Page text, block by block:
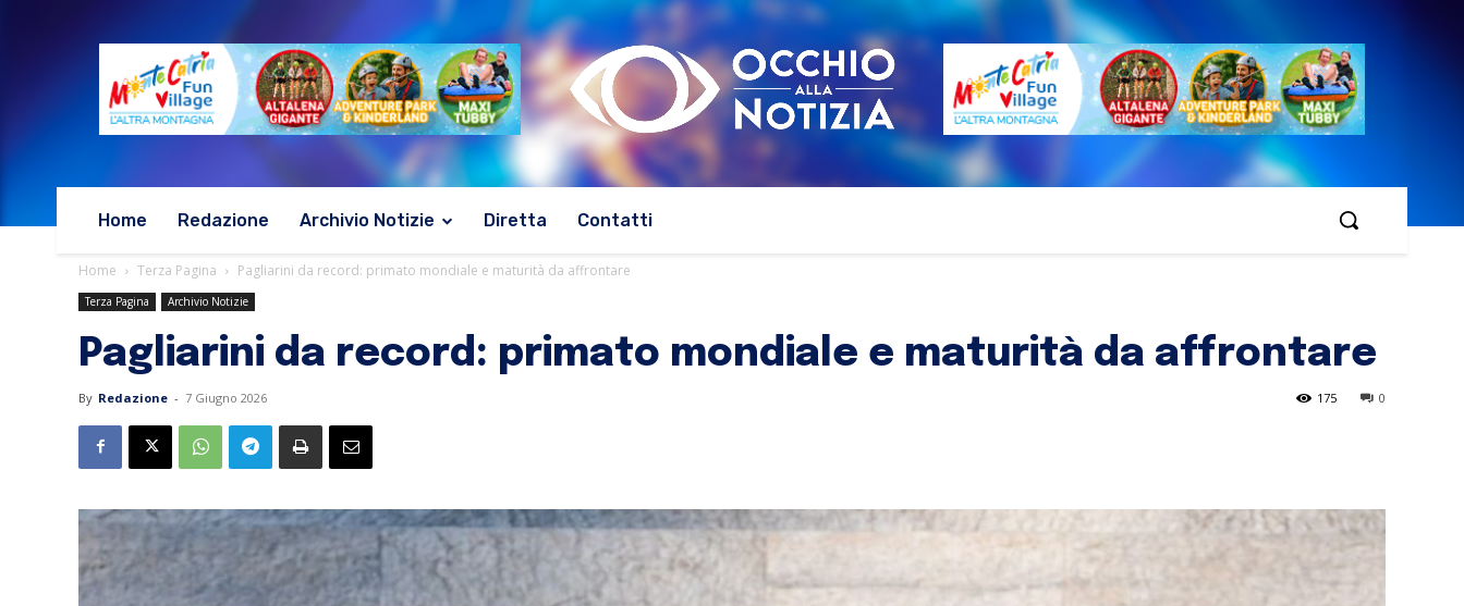
Home Redazione Archivio Notizie Diretta Contatti
Home Terza Pagina Pagliarini da record: primato mondiale e maturità da affrontare
Terza Pagina Archivio Notizie
Pagliarini da record: primato mondiale e maturità da affrontare
By Redazione - 7 Giugno 2026 0
175